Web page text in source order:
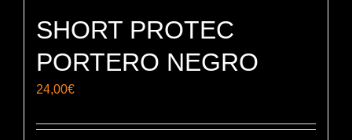
SHORT PROTEC
PORTERO NEGRO
24,00€